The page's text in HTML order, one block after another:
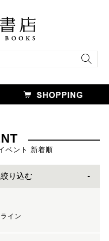
ベント 新着順
り込む
イン